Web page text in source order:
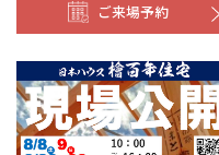
ご来場予約